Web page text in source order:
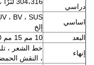
دراسي
اساسي
إلخ
البعد
10 مم 15 مم 20 مم 50 مم أو حجم مخصص
إنهاء
خط الشعر ،
، النقش